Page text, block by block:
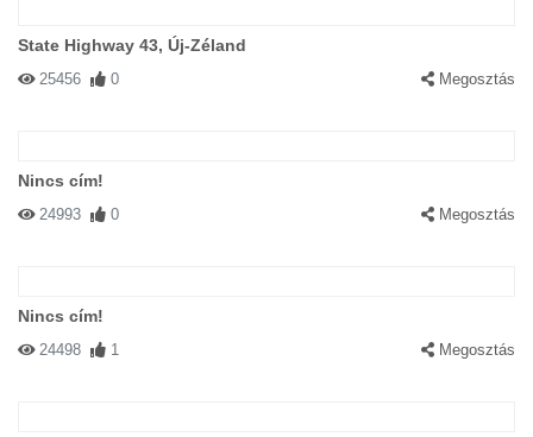
State Highway 43, Új-Zéland
25456 0 Megosztás
Nincs cím!
24993 0 Megosztás
Nincs cím!
24498 1 Megosztás